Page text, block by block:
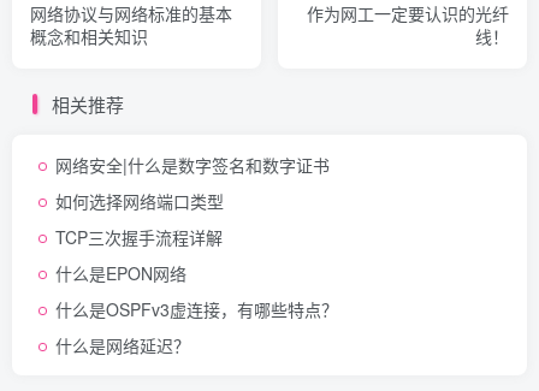
网络协议与网络标准的基本
概念和相关知识
作为网工一定要认识的光纤
线！
相关推荐
网络安全|什么是数字签名和数字证书
如何选择网络端口类型
TCP三次握手流程详解
什么是EPON网络
什么是OSPFv3虚连接，有哪些特点？
什么是网络延迟？